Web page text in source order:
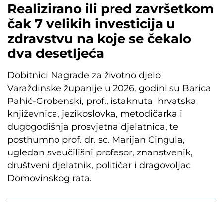
Realizirano ili pred završetkom
čak 7 velikih investicija u
zdravstvu na koje se čekalo
dva desetljeća
Dobitnici Nagrade za životno djelo
Varaždinske županije u 2026. godini su Barica
Pahić-Grobenski, prof., istaknuta hrvatska
književnica, jezikoslovka, metodičarka i
dugogodišnja prosvjetna djelatnica, te
posthumno prof. dr. sc. Marijan Cingula,
ugledan sveučilišni profesor, znanstvenik,
društveni djelatnik, političar i dragovoljac
Domovinskog rata.